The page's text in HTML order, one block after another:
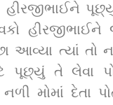
હીરજીભાઈને
હીરજીભાઈને
આવ્યા ત્યાં તો
પૂછ્યું તે લેવા
નળી મોમાં દેતા